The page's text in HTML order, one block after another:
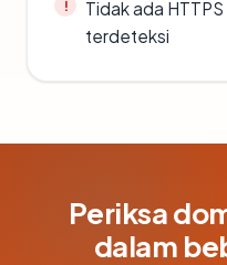
Tidak ada
terdeteksi
Periksa
dalam